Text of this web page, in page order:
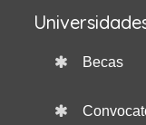
Becas